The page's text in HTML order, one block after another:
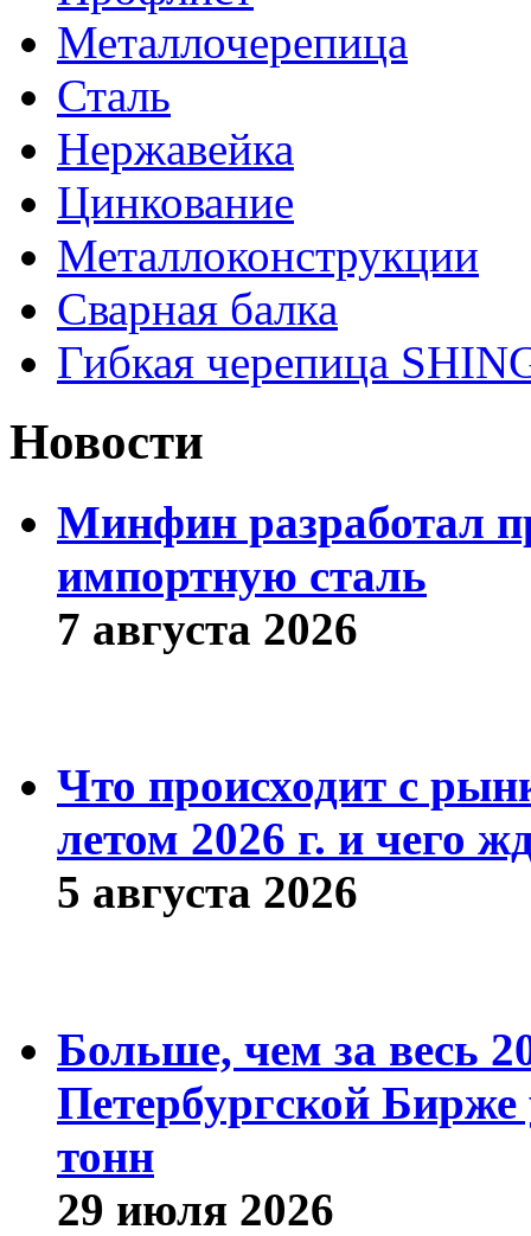
Металлочерепица
Сталь
Нержавейка
Цинкование
Металлоконструкции
Сварная балка
Гибкая черепица
Новости
Минфин разработал
импортную сталь
7 августа 2026
Что происходит с
летом 2026 г. и чего
5 августа 2026
Больше, чем за весь
Петербургской
тонн
29 июля 2026